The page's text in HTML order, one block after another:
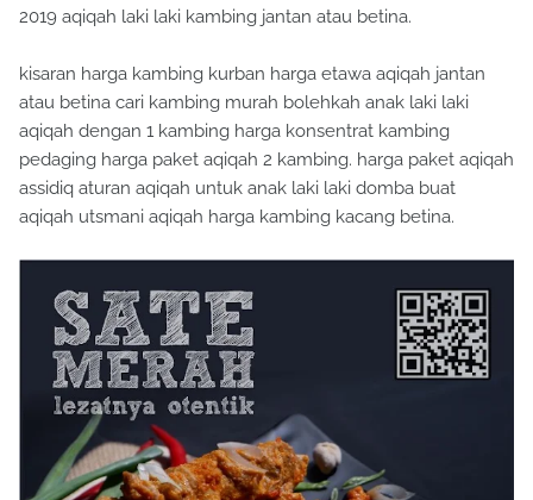
2019 aqiqah laki laki kambing jantan atau betina.
kisaran harga kambing kurban harga etawa aqiqah jantan
atau betina cari kambing murah bolehkah anak laki laki
aqiqah dengan 1 kambing harga konsentrat kambing
pedaging harga paket aqiqah 2 kambing. harga paket aqiqah
assidiq aturan aqiqah untuk anak laki laki domba buat
aqiqah utsmani aqiqah harga kambing kacang betina.